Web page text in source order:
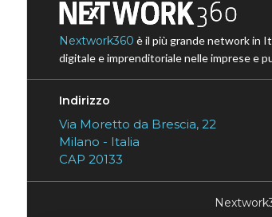
Nextwork360 è il più grande network in
digitale e imprenditoriale nelle imprese e
Indirizzo
Via Moretto da Brescia, 22
Milano - Italia
CAP 20133